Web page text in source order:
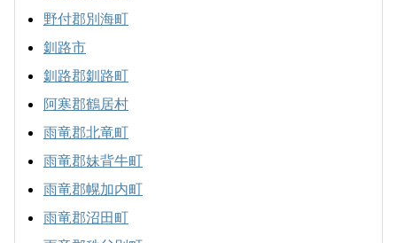
野付郡別海町
釧路市
釧路郡釧路町
阿寒郡鶴居村
雨竜郡北竜町
雨竜郡妹背牛町
雨竜郡幌加内町
雨竜郡沼田町